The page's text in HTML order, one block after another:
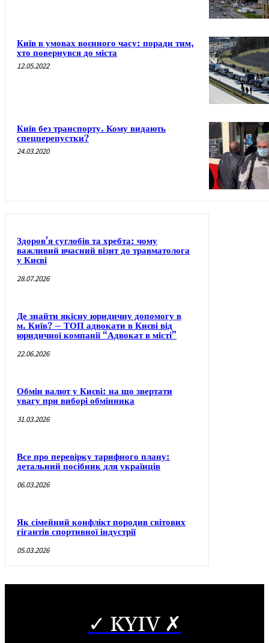
Київ в умовах воєнного часу: поради тим,
хто повернувся до міста
12.05.2022
Київ без транспорту. Кому видають
спецперепустки?
24.03.2020
Здоров’я суглобів та хребта: чому
важливий вчасний візит до травматолога
у Києві
28.07.2026
Де знайти якісну юридичну допомогу в
м. Київ? – ТОП адвокати в Києві від
юридичної компанії “Адвокат в місті”
22.06.2026
Обмін валют у Києві: на що звертати
увагу при виборі обмінника
31.03.2026
Все про перевірку тарифного плану:
детальний посібник для українців
06.03.2026
Як сімейний конфлікт породив світових
гігантів спортивної індустрії
05.03.2026
✓ KYIV ✗